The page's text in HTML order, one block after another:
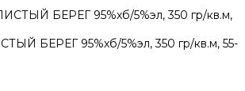
БЕРЕГ 95%хб/5%эл, 350 гр/кв.м, 55-